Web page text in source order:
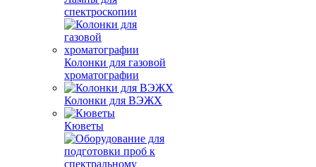
спектроскопии
Колонки для газовой
хроматографии
Колонки для ВЭЖХ
Кюветы